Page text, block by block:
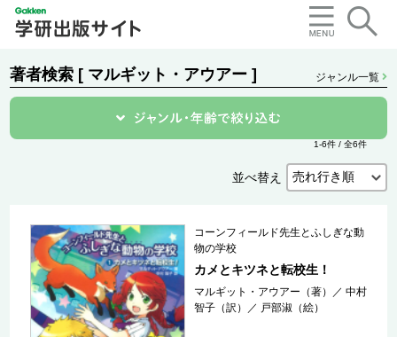
著者検索 [ マルギット・アウアー ] ジャンル一覧
1-6件 / 全6件
並べ替え
コーンフィールド先生とふしぎな動
物の学校
カメとキツネと転校生！
マルギット・アウアー（著） ／中村
智子（訳）
／ 戸部淑（絵）